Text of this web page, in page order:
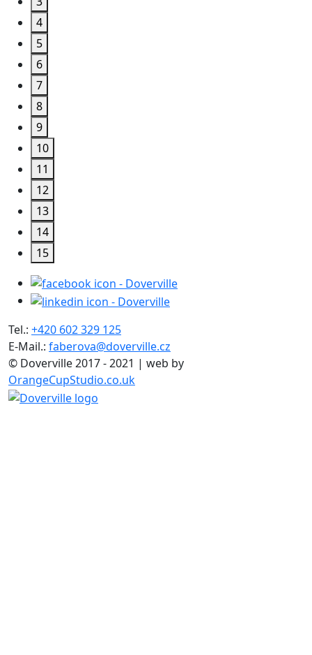
4
5
6
7
8
9
10
11
12
13
14
15
Tel.: +420 602 329 125
E-Mail.: faberova@doverville.cz
© Doverville 2017 - 2021 | web by
OrangeCupStudio.co.uk